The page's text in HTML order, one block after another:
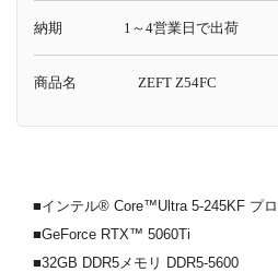
納期 1～4営業日で出荷
商品名 ZEFT Z54FC
■インテル® Core™Ultra 5-245KF プ
■GeForce RTX™ 5060Ti
■32GB DDR5メモリ DDR5-5600